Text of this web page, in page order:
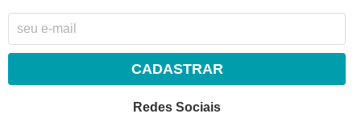
CADASTRAR
Redes Sociais